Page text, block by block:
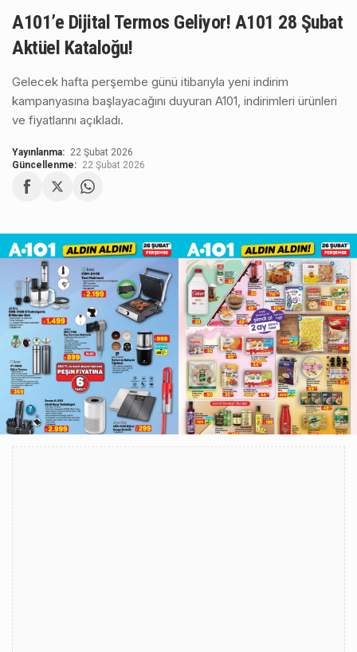
A101’e Dijital Termos Geliyor! A101 28 Şubat
Aktüel Kataloğu!
Gelecek hafta perşembe günü itibarıyla yeni indirim
kampanyasına başlayacağını duyuran A101, indirimleri ürünleri
ve fiyatlarını açıkladı.
Yayınlanma: 22 Şubat 2026
Güncellenme: 22 Şubat 2026